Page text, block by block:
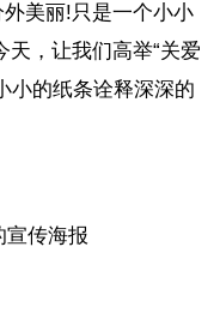
美丽!只是一个小小
，让我们高举“关爱
小的纸条诠释深深的
宣传海报